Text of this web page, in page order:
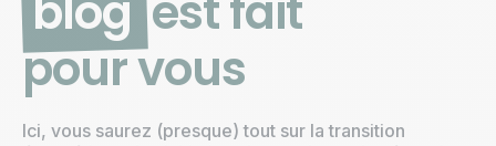
pour vous
Ici, vous saurez (presque) tout sur la transition